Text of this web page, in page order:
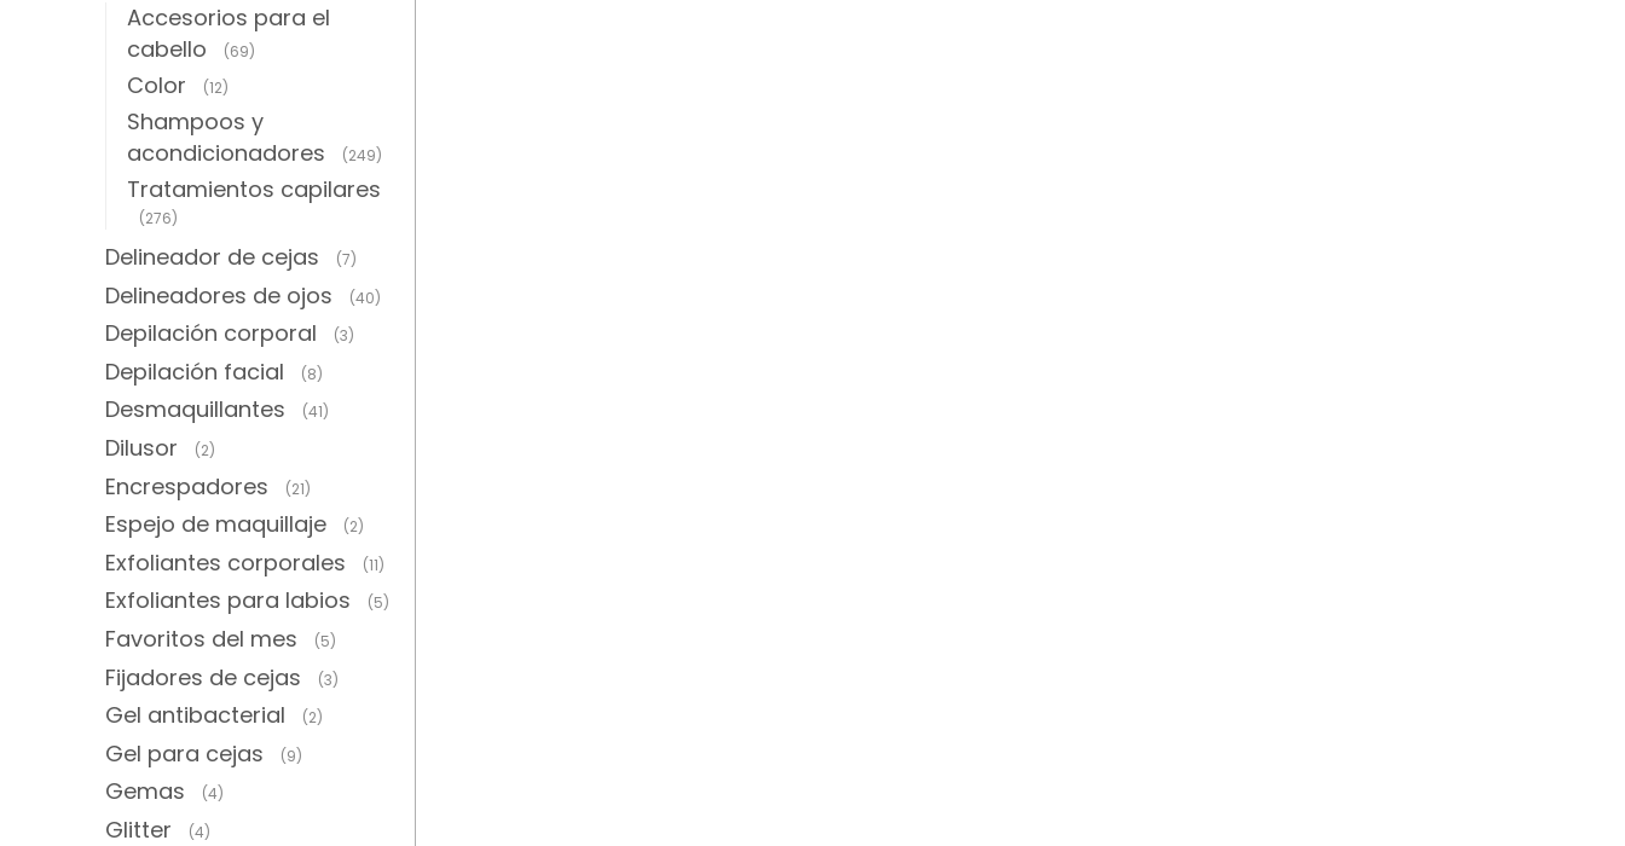
Accesorios para el
cabello
(69)
Color (12)
Shampoos y
acondicionadores
(249)
Tratamientos capilares
(276)
Delineador de cejas (7)
Delineadores de ojos (40)
Depilación corporal (3)
Depilación facial (8)
Desmaquillantes (41)
Dilusor (2)
Encrespadores (21)
Espejo de maquillaje (2)
Exfoliantes corporales (11)
Exfoliantes para labios (5)
Favoritos del mes (5)
Fijadores de cejas (3)
Gel antibacterial (2)
Gel para cejas (9)
Gemas (4)
Glitter (4)